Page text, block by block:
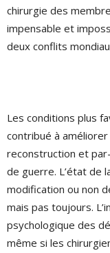
chirurgie des
impensable et
deux conflits
Les conditions plus
contribué à
reconstruction et
de guerre. L’état de
modification ou non
mais pas toujours.
psychologique des
même si les